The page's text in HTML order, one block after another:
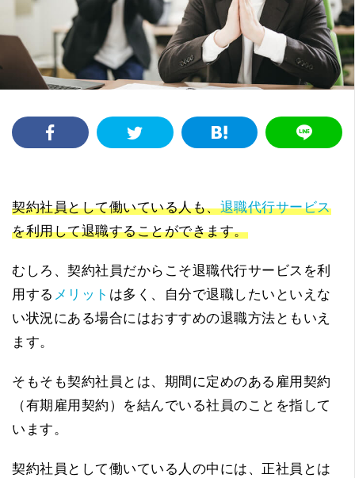
契約社員として働いている人も、退職代行サービス
を利用して退職することができます。
むしろ、契約社員だからこそ退職代行サービスを利
用する メリット は多く、自分で退職したいといえな
い状況にある場合にはおすすめの退職方法ともいえ
ます。
そもそも契約社員とは、期間に定めのある雇用契約
（有期雇用契約）を結んでいる社員のことを指して
います。
契約社員として働いている人の中には、正社員とは